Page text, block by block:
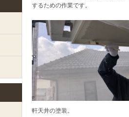
するための作業です。
軒天井の塗装。